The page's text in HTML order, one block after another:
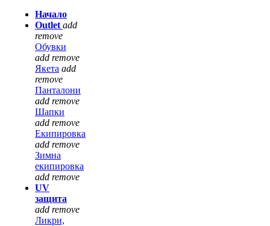
Начало
Outlet add
remove
Обувки
add remove
Якета add
remove
Панталони
add remove
Шапки
add remove
Екипировка
add remove
Зимна
екипировка
add remove
UV
защита
add remove
Ликри,